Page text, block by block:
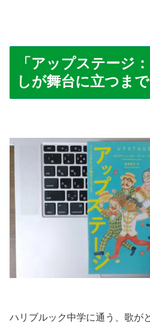
「アップステージ
しが舞台に立つま
ハリブルック中学に通う、歌が